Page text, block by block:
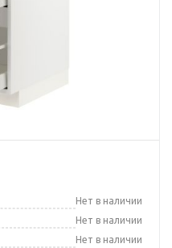
Нет в наличии
Нет в наличии
Нет в наличии